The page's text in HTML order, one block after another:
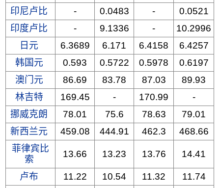
印尼卢比
- 0.0483 -
0.0521
印度卢比
- 9.1336 -
10.2996
日元
6.3689 6.171 6.4158
6.4257
韩国元
0.593 0.5722 0.5978
0.6197
澳门元
86.69 83.78 87.03
89.93
林吉特
169.45 - 170.99
-
挪威克朗
78.01 75.6 78.63
79.01
新西兰元
459.08 444.91 462.3
468.66
菲律宾比
索
13.66 13.23 13.76 14.41
卢布 11.22 10.54 11.32
11.74